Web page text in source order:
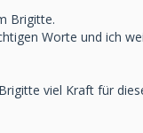
Brigitte.
Worte und ich
viel Kraft für